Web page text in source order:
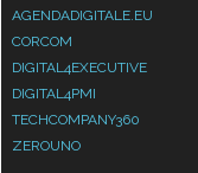
AGENDADIGITALE.EU
CORCOM
DIGITAL4EXECUTIVE
DIGITAL4PMI
TECHCOMPANY360
ZEROUNO